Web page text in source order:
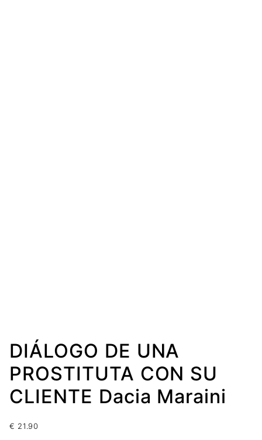
DIÁLOGO DE UNA
PROSTITUTA CON SU
CLIENTE Dacia Maraini
€ 21.90